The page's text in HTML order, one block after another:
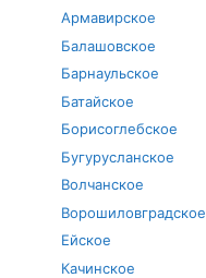
Армавирское
Балашовское
Барнаульское
Батайское
Борисоглебское
Бугурусланское
Волчанское
Ворошиловградское
Ейское
Качинское